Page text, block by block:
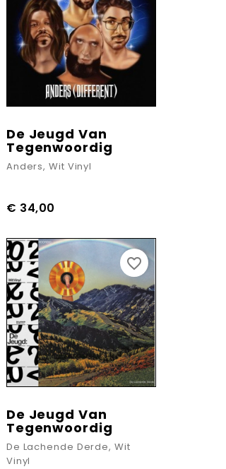
De Jeugd Van
Tegenwoordig
Anders, Wit Vinyl
€ 34,00
favorite_border
De Jeugd Van
Tegenwoordig
De Lachende Derde, Wit
Vinyl